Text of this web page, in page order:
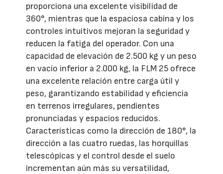
proporciona una excelente visibilidad de
360°, mientras que la espaciosa cabina y los
controles intuitivos mejoran la seguridad y
reducen la fatiga del operador. Con una
capacidad de elevación de 2.500 kg y un peso
en vacío inferior a 2.000 kg, la FLM 25 ofrece
una excelente relación entre carga útil y
peso, garantizando estabilidad y eficiencia
en terrenos irregulares, pendientes
pronunciadas y espacios reducidos.
Características como la dirección de 180°, la
dirección a las cuatro ruedas, las horquillas
telescópicas y el control desde el suelo
incrementan aún más su versatilidad,